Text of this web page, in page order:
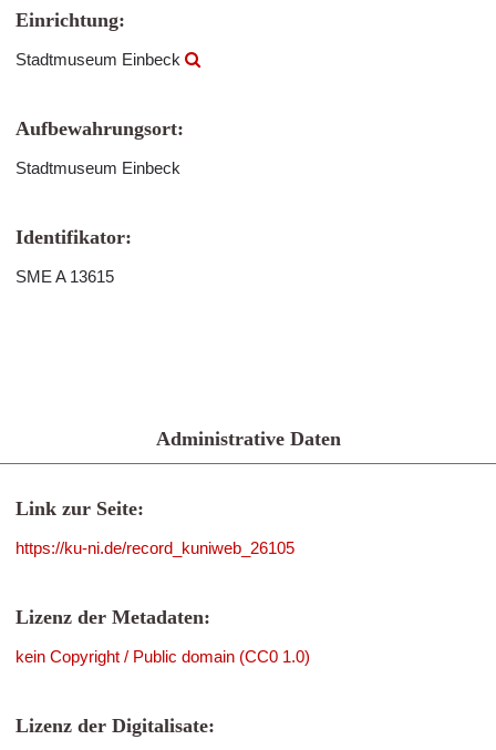
Einrichtung:
Stadtmuseum Einbeck
Aufbewahrungsort:
Stadtmuseum Einbeck
Identifikator:
SME A 13615
Administrative Daten
Link zur Seite:
https://ku-ni.de/record_kuniweb_26105
Lizenz der Metadaten:
kein Copyright / Public domain (CC0 1.0)
Lizenz der Digitalisate: